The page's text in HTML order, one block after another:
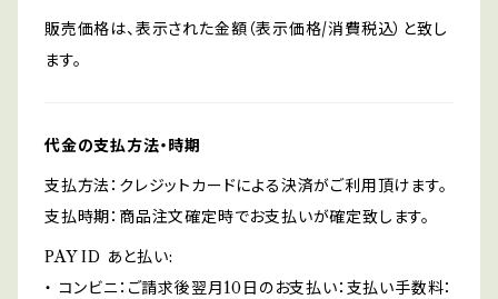
販売価格は、表示された金額（表示価格/消費税込）と致し
ます。
代金の支払方法・時期
支払方法：クレジットカードによる決済がご利用頂けます。
支払時期：商品注文確定時でお支払いが確定致します。
PAY ID あと払い:
・ コンビニ：ご請求後翌月10日のお支払い：支払い手数料：